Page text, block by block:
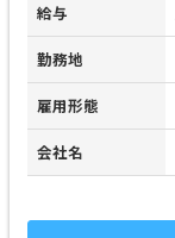
給与
勤務地
雇用形態
会社名